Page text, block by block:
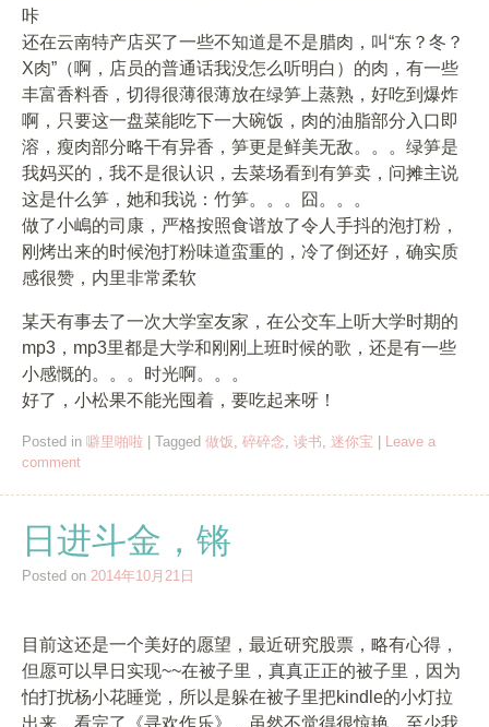
咔
还在云南特产店买了一些不知道是不是腊肉，叫“东？冬？
X肉”（啊，店员的普通话我没怎么听明白）的肉，有一些
丰富香料香，切得很薄很薄放在绿笋上蒸熟，好吃到爆炸
啊，只要这一盘菜能吃下一大碗饭，肉的油脂部分入口即
溶，瘦肉部分略干有异香，笋更是鲜美无敌。。。绿笋是
我妈买的，我不是很认识，去菜场看到有笋卖，问摊主说
这是什么笋，她和我说：竹笋。。。囧。。。
做了小嶋的司康，严格按照食谱放了令人手抖的泡打粉，
刚烤出来的时候泡打粉味道蛮重的，冷了倒还好，确实质
感很赞，内里非常柔软
某天有事去了一次大学室友家，在公交车上听大学时期的
mp3，mp3里都是大学和刚刚上班时候的歌，还是有一些
小感慨的。。。时光啊。。。
好了，小松果不能光囤着，要吃起来呀！
Posted in 噼里啪啦 Tagged 做饭, 碎碎念, 读书, 迷你宝
Leave a
comment
日进斗金，锵
Posted on 2014年10月21日
目前这还是一个美好的愿望，最近研究股票，略有心得，
但愿可以早日实现~~在被子里，真真正正的被子里，因为
怕打扰杨小花睡觉，所以是躲在被子里把kindle的小灯拉
出来，看完了《寻欢作乐》，虽然不觉得很惊艳，至少我